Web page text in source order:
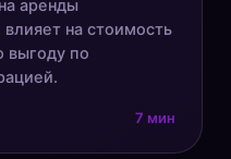
аренды
влияет на стоимость
выгоду по
7 мин